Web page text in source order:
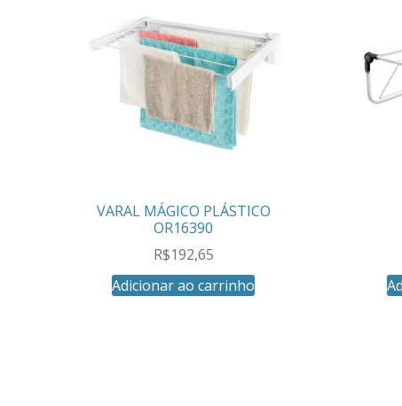
VARAL MÁGICO PLÁSTICO
OR16390
R$192,65
Adicionar ao carrinho